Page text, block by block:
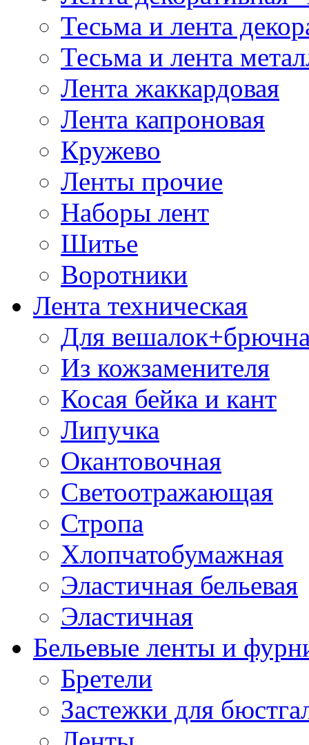
Тесьма и лента
Тесьма и лента
Лента жаккардовая
Лента капроновая
Кружево
Ленты прочие
Наборы лент
Шитье
Воротники
Лента техническая
Для
Из кожзаменителя
Косая бейка и кант
Липучка
Окантовочная
Светоотражающая
Стропа
Хлопчатобумажная
Эластичная бельевая
Эластичная
Бельевые ленты и
Бретели
Застежки для